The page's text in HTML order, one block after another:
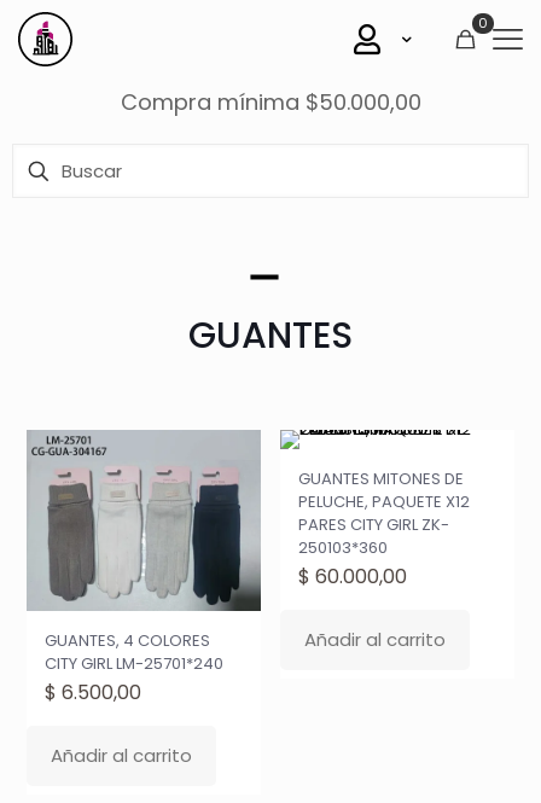
0
Compra mínima $50.000,00
GUANTES
GUANTES, 4 COLORES
CITY GIRL LM-25701*240
$ 6.500,00
Añadir al carrito
GUANTES MITONES DE
PELUCHE, PAQUETE X12
PARES CITY GIRL ZK-
250103*360
$ 60.000,00
Añadir al carrito